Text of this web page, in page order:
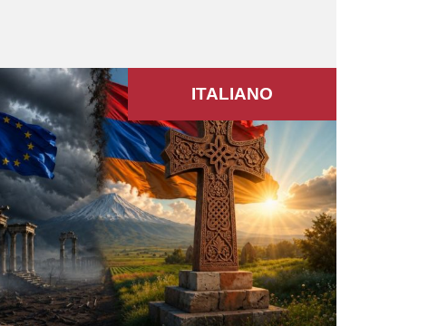
ITALIANO